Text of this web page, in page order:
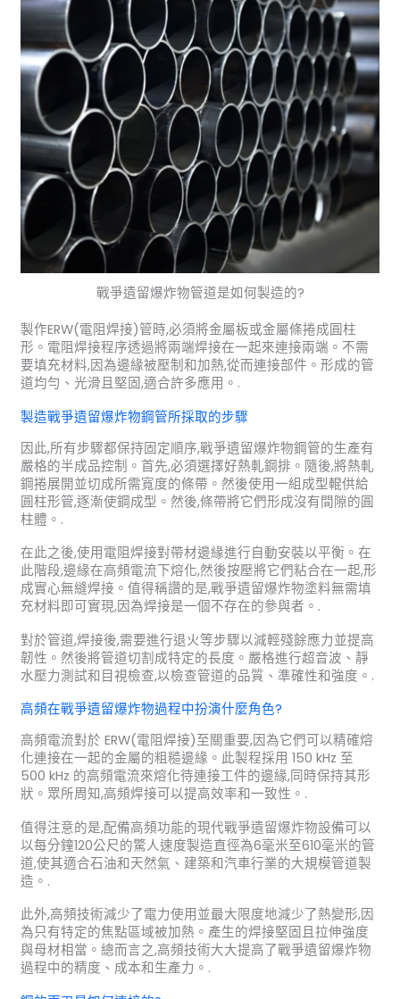
戰爭遺留爆炸物管道是如何製造的?
製作ERW(電阻焊接)管時,必須將金屬板或金屬條捲成圓柱
形。電阻焊接程序透過將兩端焊接在一起來連接兩端。不需
要填充材料,因為邊緣被壓制和加熱,從而連接部件。形成的管
道均勻、光滑且堅固,適合許多應用。.
製造戰爭遺留爆炸物鋼管所採取的步驟
因此,所有步驟都保持固定順序,戰爭遺留爆炸物鋼管的生產有
嚴格的半成品控制。首先,必須選擇好熱軋鋼排。隨後,將熱軋
鋼捲展開並切成所需寬度的條帶。然後使用一組成型輥供給
圓柱形管,逐漸使鋼成型。然後,條帶將它們形成沒有間隙的圓
柱體。.
在此之後,使用電阻焊接對帶材邊緣進行自動安裝以平衡。在
此階段,邊緣在高頻電流下熔化,然後按壓將它們粘合在一起,形
成實心無縫焊接。值得稱讚的是,戰爭遺留爆炸物塗料無需填
充材料即可實現,因為焊接是一個不存在的參與者。.
對於管道,焊接後,需要進行退火等步驟以減輕殘餘應力並提高
韌性。然後將管道切割成特定的長度。嚴格進行超音波、靜
水壓力測試和目視檢查,以檢查管道的品質、準確性和強度。.
高頻在戰爭遺留爆炸物過程中扮演什麼角色?
高頻電流對於 ERW(電阻焊接)至關重要,因為它們可以精確熔
化連接在一起的金屬的粗糙邊緣。此製程採用 150 kHz 至
500 kHz 的高頻電流來熔化待連接工件的邊緣,同時保持其形
狀。眾所周知,高頻焊接可以提高效率和一致性。.
值得注意的是,配備高頻功能的現代戰爭遺留爆炸物設備可以
以每分鐘120公尺的驚人速度製造直徑為6毫米至610毫米的管
道,使其適合石油和天然氣、建築和汽車行業的大規模管道製
造。.
此外,高頻技術減少了電力使用並最大限度地減少了熱變形,因
為只有特定的焦點區域被加熱。產生的焊接堅固且拉伸強度
與母材相當。總而言之,高頻技術大大提高了戰爭遺留爆炸物
過程中的精度、成本和生產力。.